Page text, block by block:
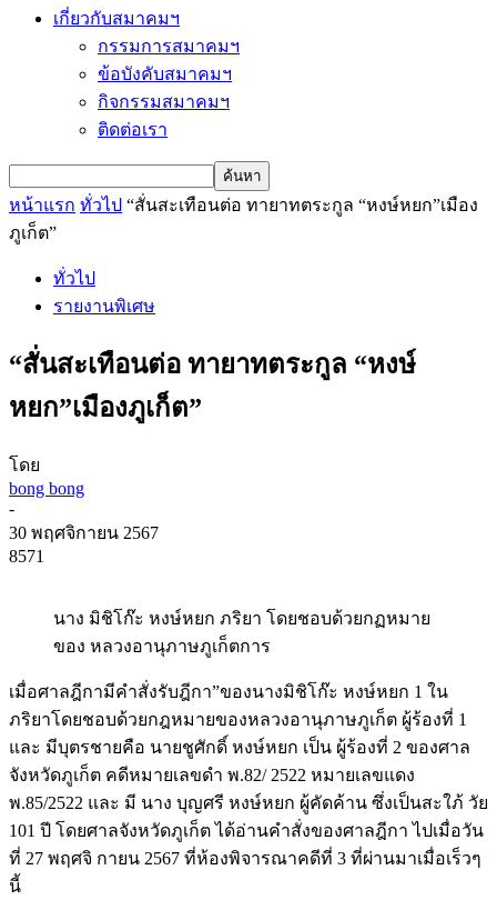
เกี่ยวกับสมาคมฯ
กรรมการสมาคมฯ
ข้อบังคับสมาคมฯ
กิจกรรมสมาคมฯ
ติดต่อเรา
หน้าแรก ทั่วไป “สั่นสะเทือนต่อ ทายาทตระกูล “หงษ์หยก”เมือง
ภูเก็ต”
ทั่วไป
รายงานพิเศษ
“สั่นสะเทือนต่อ ทายาทตระกูล “หงษ์
หยก”เมืองภูเก็ต”
โดย
bong bong
-
30 พฤศจิกายน 2567
8571
นาง มิชิโก๊ะ หงษ์หยก ภริยา โดยชอบด้วยกฏหมาย
ของ หลวงอานุภาษภูเก็ตการ
เมื่อศาลฎีกามีคำสั่งรับฎีกา”ของนางมิชิโก๊ะ หงษ์หยก 1 ใน
ภริยาโดยชอบด้วยกฎหมายของหลวงอานุภาษภูเก็ต ผู้ร้องที่ 1
และ มีบุตรชายคือ นายชูศักดิ์ หงษ์หยก เป็น ผู้ร้องที่ 2 ของศาล
จังหวัดภูเก็ต คดีหมายเลขดำ พ.82/ 2522 หมายเลขแดง
พ.85/2522 และ มี นาง บุญศรี หงษ์หยก ผู้คัดค้าน ซึ่งเป็นสะใภ้ วัย
101 ปี โดยศาลจังหวัดภูเก็ต ได้อ่านคำสั่งของศาลฎีกา ไปเมื่อวัน
ที่ 27 พฤศจิ กายน 2567 ที่ห้องพิจารณาคดีที่ 3 ที่ผ่านมาเมื่อเร็วๆ
นี้